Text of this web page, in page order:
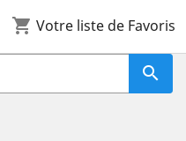
shopping_cart Votre liste de Favoris
